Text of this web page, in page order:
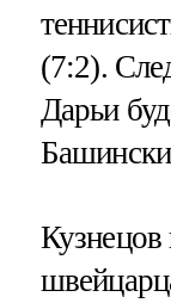
(7:2).
Дарьи
Кузнецов